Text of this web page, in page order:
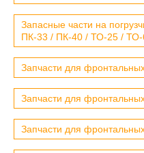
Запасные части на
ПК-33 / ПК-40 / ТО-25 /
Запчасти для
Запчасти для
Запчасти для